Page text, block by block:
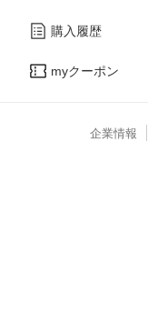
購入履歴
myクーポン
企業情報